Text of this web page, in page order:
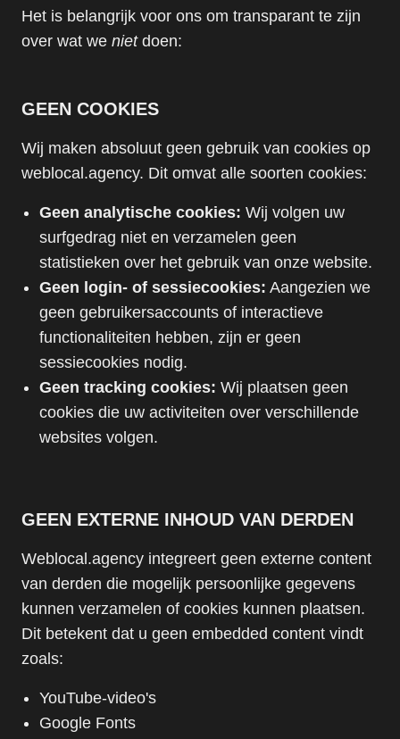
Het is belangrijk voor ons om transparant te zijn
over wat we nietdoen:
GEEN COOKIES
Wij maken absoluut geen gebruik van cookies op
weblocal.agency. Dit omvat alle soorten cookies:
Geen analytische cookies: Wij volgen uw
surfgedrag niet en verzamelen geen
statistieken over het gebruik van onze website.
Geen login- of sessiecookies: Aangezien we
geen gebruikersaccounts of interactieve
functionaliteiten hebben, zijn er geen
sessiecookies nodig.
Geen tracking cookies: Wij plaatsen geen
cookies die uw activiteiten over verschillende
websites volgen.
GEEN EXTERNE INHOUD VAN DERDEN
Weblocal.agency integreert geen externe content
van derden die mogelijk persoonlijke gegevens
kunnen verzamelen of cookies kunnen plaatsen.
Dit betekent dat u geen embedded content vindt
zoals:
YouTube-video's
Google Fonts